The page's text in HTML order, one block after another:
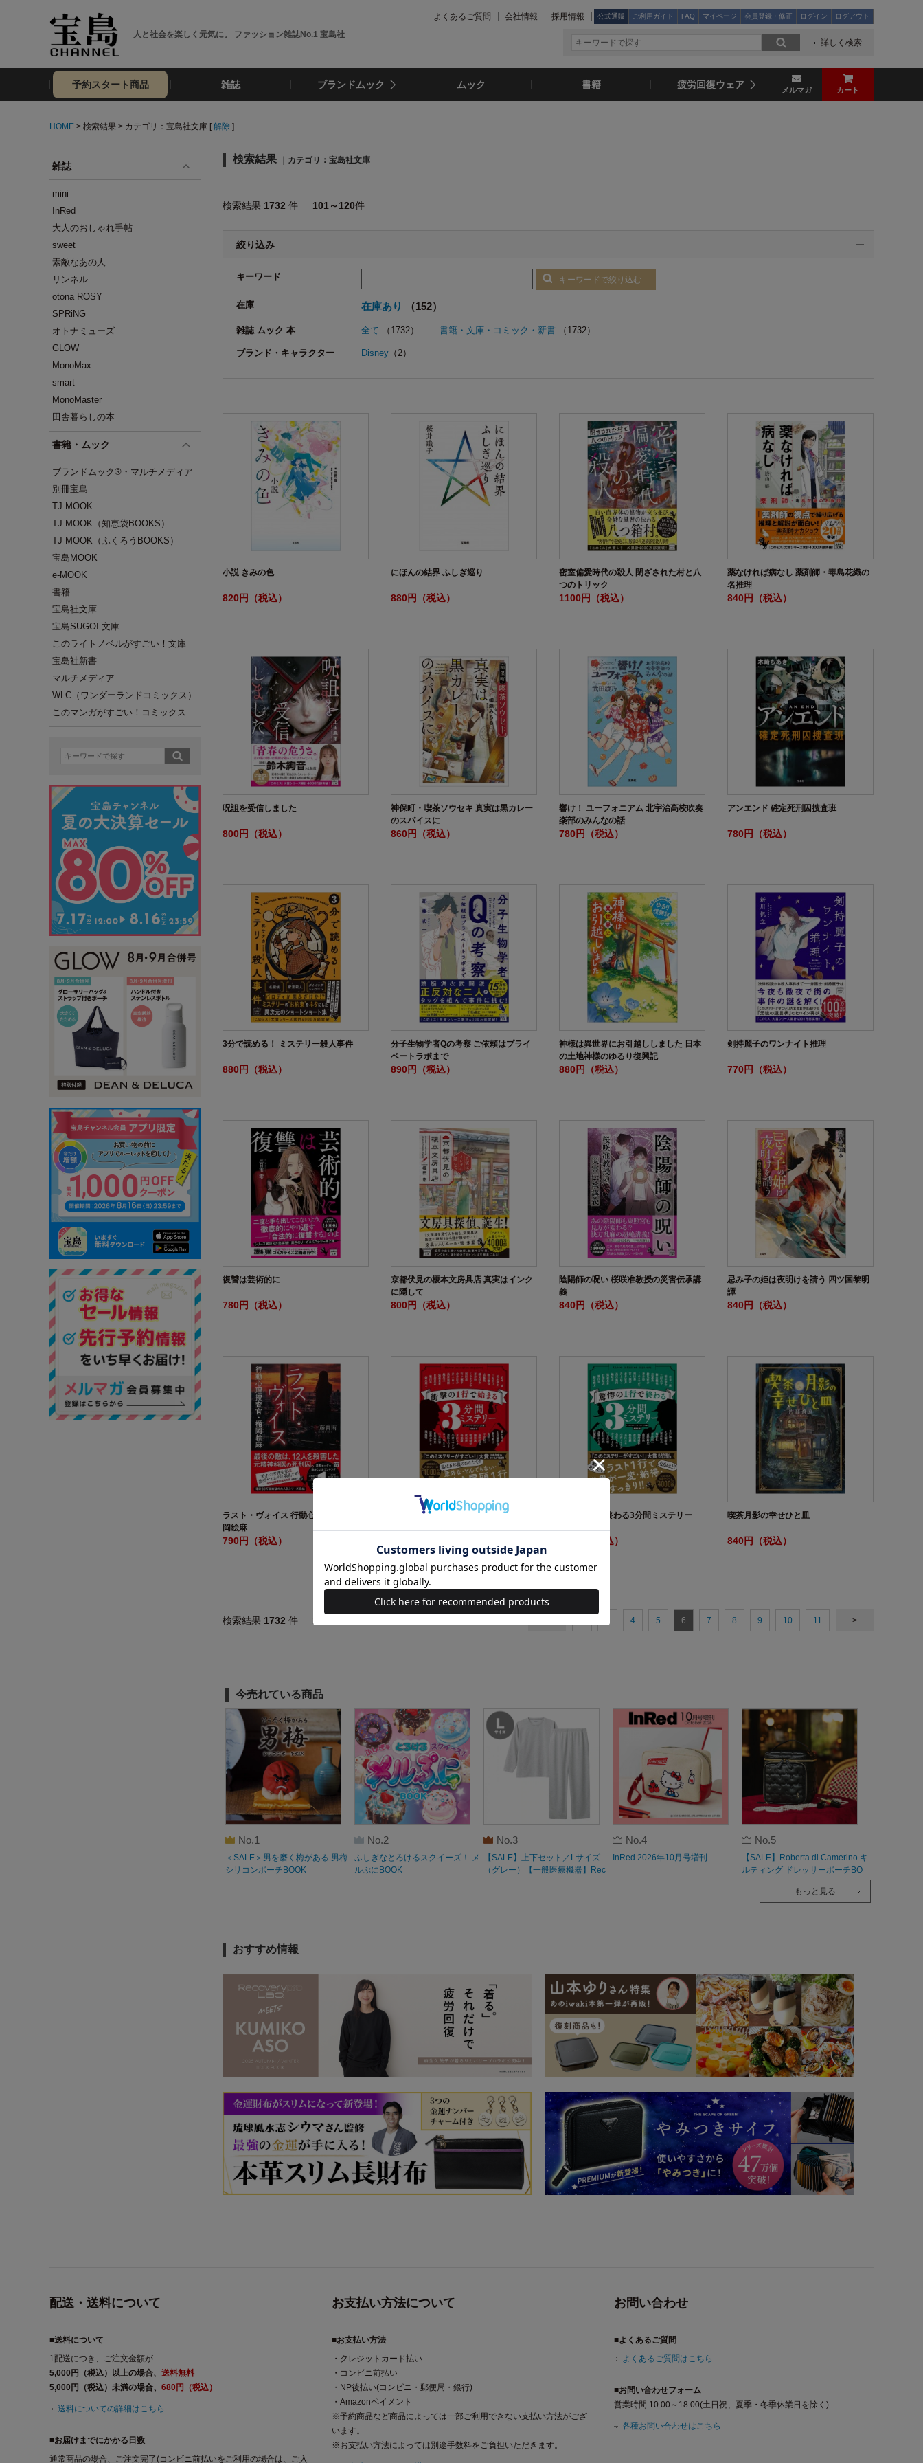
人と社会を楽しく元気に。 ファッション雑誌No.1 宝島社
よくあるご質問 会社情報 採用情報 公式通販 ご利用ガイド FAQ マイページ 会員登録・修正 ログイン ログアウト
詳しく検索
予約スタート商品 雑誌 ブランドムック ムック 書籍 疲労回復ウェア メルマガ カート
HOME > 検索結果 > カテゴリ：宝島社文庫 [ 解除 ]
雑誌
mini
InRed
大人のおしゃれ手帖
sweet
素敵なあの人
リンネル
otona ROSY
SPRiNG
オトナミューズ
GLOW
MonoMax
smart
MonoMaster
田舎暮らしの本
書籍・ムック
ブランドムック®・マルチメディア
別冊宝島
TJ MOOK
TJ MOOK（知恵袋BOOKS）
TJ MOOK（ふくろうBOOKS）
宝島MOOK
e-MOOK
書籍
宝島社文庫
宝島SUGOI 文庫
このライトノベルがすごい！文庫
宝島社新書
マルチメディア
WLC（ワンダーランドコミックス）
このマンガがすごい！コミックス
検索結果 ｜カテゴリ：宝島社文庫
検索結果 1732 件 101～120件
絞り込み
キーワード キーワードで絞り込む
在庫 在庫あり （152）
雑誌 ムック 本 全て （1732） 書籍・文庫・コミック・新書（1732）
ブランド・キャラクター Disney（2）
小説 きみの色
820円（税込）
にほんの結界 ふしぎ巡り
880円（税込）
密室偏愛時代の殺人 閉ざされた村と八
つのトリック
1100円（税込）
薬なければ病なし 薬剤師・毒島花織の
名推理
840円（税込）
呪詛を受信しました
800円（税込）
神保町・喫茶ソウセキ 真実は黒カレー
のスパイスに
860円（税込）
響け！ ユーフォニアム 北宇治高校吹奏
楽部のみんなの話
780円（税込）
アンエンド 確定死刑囚捜査班
780円（税込）
3分で読める！ ミステリー殺人事件
880円（税込）
分子生物学者Qの考察 ご依頼はプライ
ベートラボまで
890円（税込）
神様は異世界にお引越ししました 日本
の土地神様のゆるり復興記
880円（税込）
剣持麗子のワンナイト推理
770円（税込）
復讐は芸術的に
780円（税込）
京都伏見の榎本文房具店 真実はインク
に隠して
800円（税込）
陰陽師の呪い 桜咲准教授の災害伝承講
義
840円（税込）
忌み子の姫は夜明けを請う 四ツ国黎明
譚
840円（税込）
ラスト・ヴォイス 行動心理捜査官・楯
岡絵麻
790円（税込）
衝撃の1行で始まる3分間ミステリー 驚愕の1行で終わる3分間ミステリー
770円（税込）
喫茶月影の幸せひと皿
840円（税込）
検索結果 1732 件 4 5 6 7 8 9 10 11 >
今売れている商品
No.1
＜SALE＞男を磨く梅がある 男梅
シリコンポーチBOOK
No.2
ふしぎなとろけるスクイーズ！ メ
ルぷにBOOK
No.3
【SALE】上下セット／Lサイズ
（グレー）【一般医療機器】Rec
No.4
InRed 2026年10月号増刊
No.5
【SALE】Roberta di Camerino キ
ルティング ドレッサーポーチBO
もっと見る
おすすめ情報
配送・送料について
■送料について
1配送につき、ご注文金額が
5,000円（税込）以上の場合、 送料無料
5,000円（税込）未満の場合、 680円（税込）
送料についての詳細はこちら
■お届けまでにかかる日数
通常商品の場合、ご注文完了(コンビニ前払いをご利用の場合は、ご入
お支払い方法について
■お支払い方法
・クレジットカード払い
・コンビニ前払い
・NP後払い(コンビニ・郵便局・銀行)
・Amazonペイメント
※予約商品など商品によっては一部ご利用できない支払い方法がござ
います。
※お支払い方法によっては別途手数料をご負担いただきます。
お問い合わせ
■よくあるご質問
よくあるご質問はこちら
■お問い合わせフォーム
営業時間 10:00～18:00(土日祝、夏季・冬季休業日を除く)
各種お問い合わせはこちら